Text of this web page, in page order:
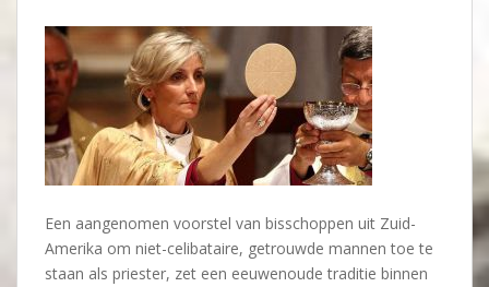
Een aangenomen voorstel van bisschoppen uit Zuid-
Amerika om niet-celibataire, getrouwde mannen toe te
staan als priester, zet een eeuwenoude traditie binnen